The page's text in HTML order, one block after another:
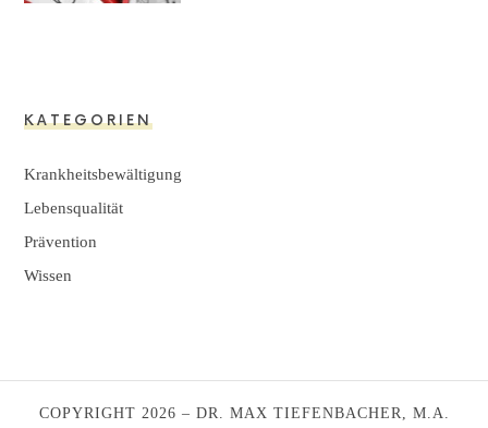
KATEGORIEN
Krankheitsbewältigung
Lebensqualität
Prävention
Wissen
COPYRIGHT 2026 – DR. MAX TIEFENBACHER, M.A.